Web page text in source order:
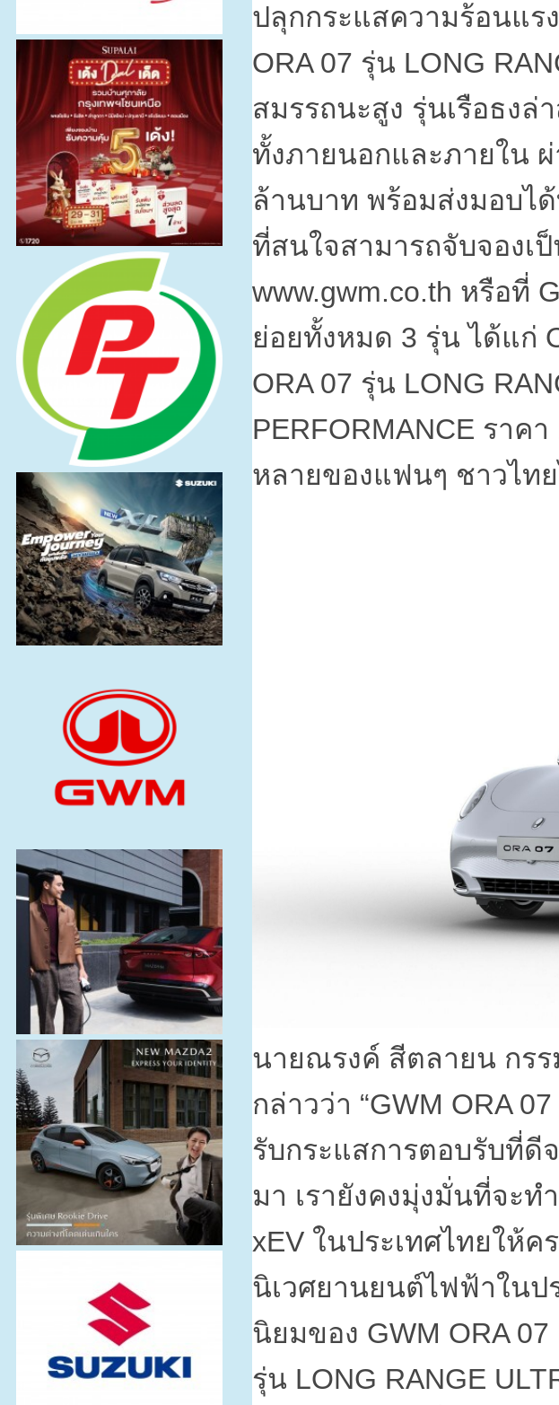
ปลุกกระแสความร้อนแร
ORA 07 รุ่น LONG
สมรรถนะสูง รุ่นเรือธง
ทั้งภายนอกและภายใน
ล้านบาท พร้อมส่งมอบไ
ที่สนใจสามารถจับจองเ
www.gwm.co.th หรือที่
ย่อยทั้งหมด 3 รุ่น ได้แก่
ORA 07 รุ่น LONG
PERFORMANCE ราคา
หลายของแฟนๆ ชาวไท
นายณรงค์ สีตลายน กรร
กล่าวว่า “GWM ORA 07
รับกระแสการตอบรับที่ดี
มา เรายังคงมุ่งมั่นที่จะ
xEV ในประเทศไทยให้ค
นิเวศยานยนต์ไฟฟ้าในป
นิยมของ GWM ORA 07
รุ่น LONG RANGE